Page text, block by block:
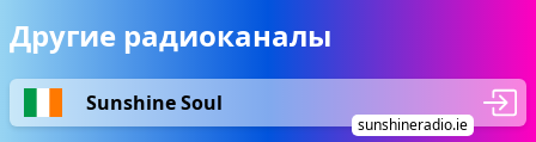
Другие радиоканалы
Sunshine Soul
sunshineradio.ie